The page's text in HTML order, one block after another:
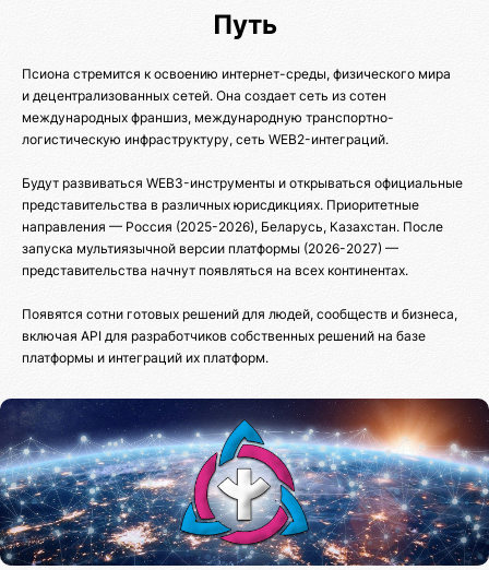
Путь
Псиона стремится к освоению интернет-среды, физического мира
и децентрализованных сетей. Она создает сеть из сотен
международных франшиз, международную транспортно-
логистическую инфраструктуру, сеть WEB2-интеграций.
Будут развиваться WEB3-инструменты и открываться официальные
представительства в различных юрисдикциях. Приоритетные
направления — Россия (2025-2026), Беларусь, Казахстан. После
запуска мультиязычной версии платформы (2026-2027) —
представительства начнут появляться на всех континентах.
Появятся сотни готовых решений для людей, сообществ и бизнеса,
включая API для разработчиков собственных решений на базе
платформы и интеграций их платформ.